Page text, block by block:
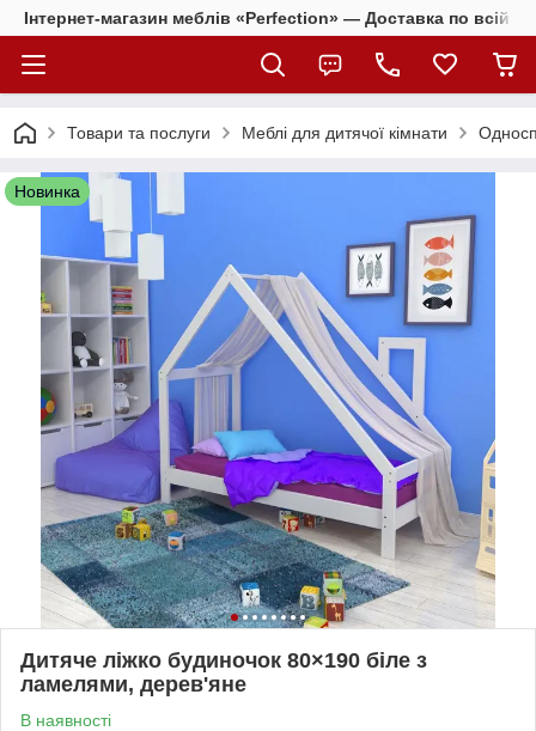
Інтернет-магазин меблів «Perfection» — Доставка по всій
Товари та послуги Меблі для дитячої кімнати
Новинка
Дитяче ліжко будиночок 80×190 біле з
ламелями, дерев'яне
В наявності